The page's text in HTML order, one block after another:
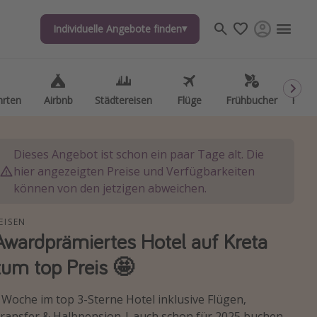
Individuelle Angebote finden
Airbnb Städtereisen Flüge Frühbucher
Individuelle Angebote finden
Airbnb Städtereisen Flüge Frühbucher
Dieses Angebot ist schon ein paar Tage alt. Die
hier angezeigten Preise und Verfügbarkeiten
können von den jetzigen abweichen.
Hotel auf Kreta
top Preis 🤩
Woche im top 3-Sterne Hotel inklusive Flügen,